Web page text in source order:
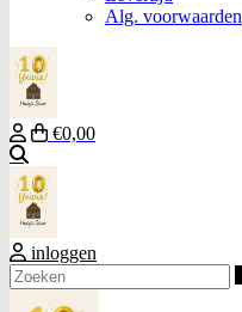
Alg. voorwaarden
€0,00
inloggen